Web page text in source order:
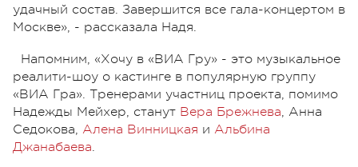
удачный состав. Завершится все гала-концертом в
Москве», - рассказала Надя.
Напомним, «Хочу в «ВИА Гру» - это музыкальное
реалити-шоу о кастинге в популярную группу
«ВИА Гра». Тренерами участниц проекта, помимо
Надежды Мейхер, станут Вера Брежнева, Анна
Седокова, Алена Винницкая и Альбина
Джанабаева.